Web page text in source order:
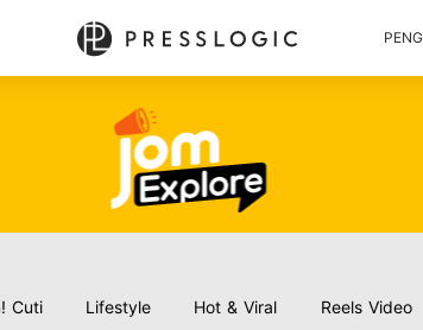
Cuti Lifestyle Hot & Viral Reels Video